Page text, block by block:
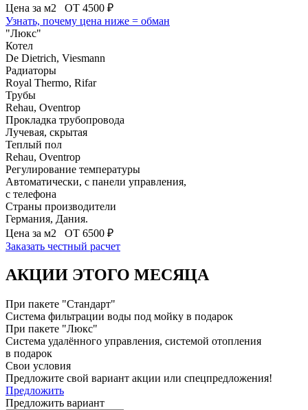
Цена за м2 ОТ 4500 ₽
Узнать, почему цена ниже = обман
"Люкс"
Котел
De Dietrich, Viesmann
Радиаторы
Royal Thermo, Rifar
Трубы
Rehau, Oventrop
Прокладка трубопровода
Лучевая, скрытая
Теплый пол
Rehau, Oventrop
Регулирование температуры
Автоматически, с панели управления,
с телефона
Страны производители
Германия, Дания.
Цена за м2 ОТ 6500 ₽
Заказать честный расчет
АКЦИИ ЭТОГО МЕСЯЦА
При пакете "Стандарт"
Система фильтрации воды под мойку в подарок
При пакете "Люкс"
Система удалённого управления, системой отопления
в подарок
Свои условия
Предложите свой вариант акции или спецпредложения!
Предложить
Предложить вариант